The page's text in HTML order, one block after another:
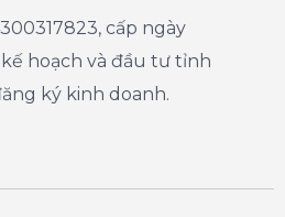
cấp ngày
kế hoạch và đầu tư tỉnh
ký kinh doanh.